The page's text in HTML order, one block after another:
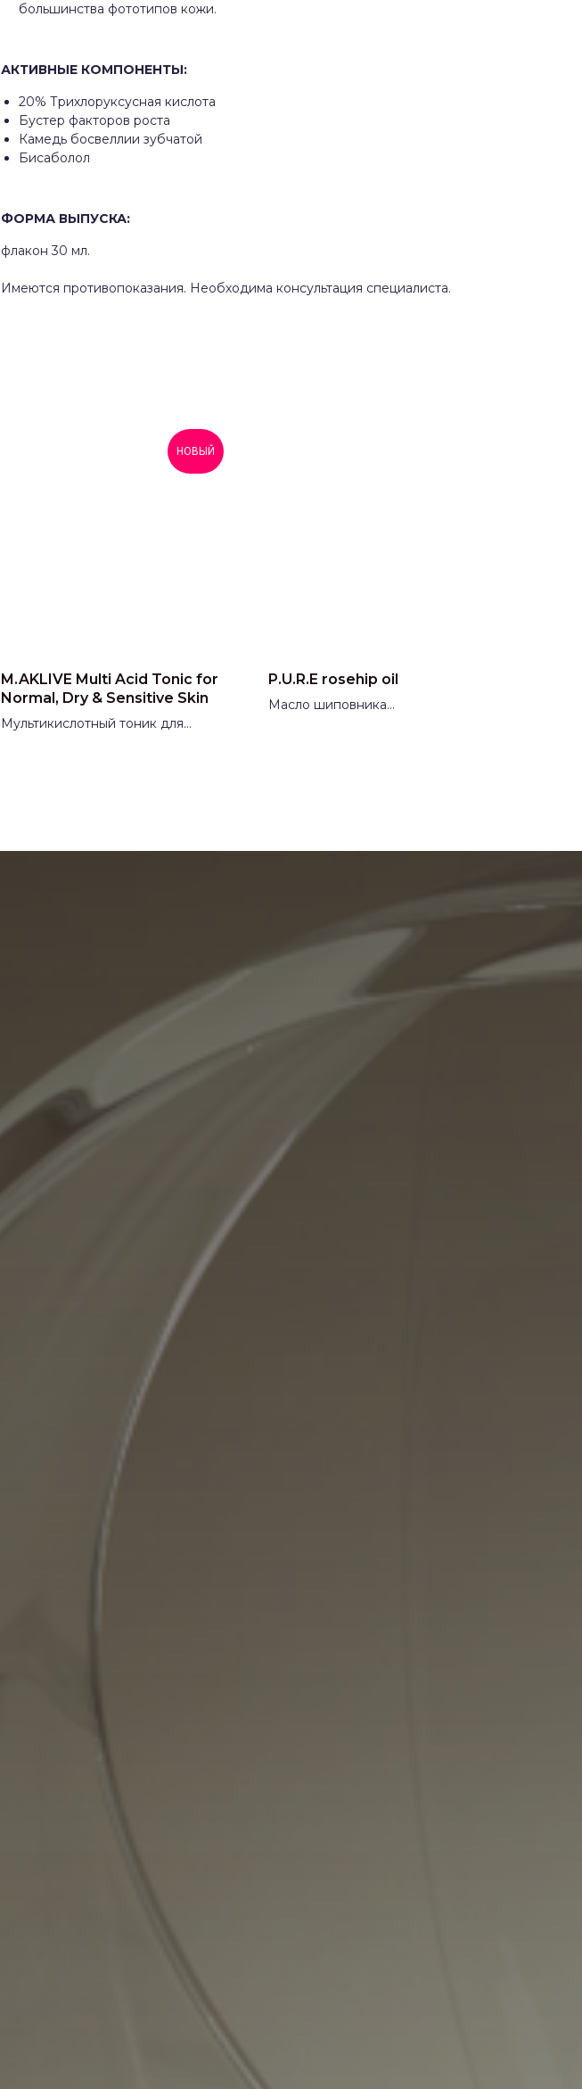
большинства фототипов кожи.
АКТИВНЫЕ КОМПОНЕНТЫ:
20% Трихлоруксусная кислота
Бустер факторов роста
Камедь босвеллии зубчатой
Бисаболол
ФОРМА ВЫПУСКА:
флакон 30 мл.
Имеются противопоказания. Необходима консультация специалиста.
НОВЫЙ
M.AKLIVE Multi Acid Tonic for
Normal, Dry & Sensitive Skin
Мультикислотный тоник для
P.U.R.E rosehip oil
Масло шиповника